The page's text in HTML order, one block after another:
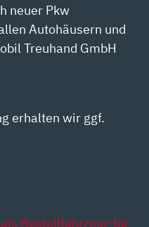
neuer Pkw
Autohäusern und
Treuhand GmbH
erhalten wir ggf.
Bestellfahrzeug für